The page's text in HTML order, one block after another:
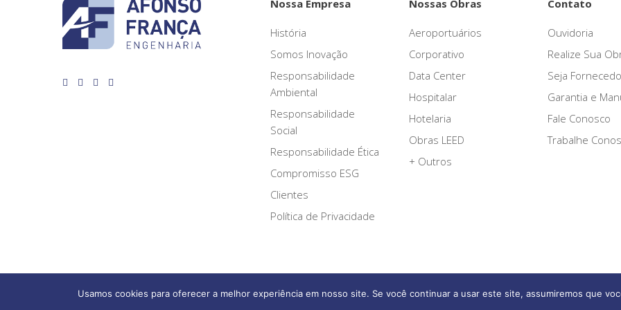
Nossa Empresa
História
Somos Inovação
Responsabilidade
Ambiental
Responsabilidade
Social
Responsabilidade Ética
Compromisso ESG
Clientes
Política de Privacidade
Nossas Obras
Aeroportuários
Corporativo
Data Center
Hospitalar
Hotelaria
Obras LEED
+ Outros
Contato
Ouvidoria
Realize Sua
Seja
Garantia e
Fale Conosco
Trabalhe
Afonso França Engenharia © 2026 Todos os direitos reservados
Usamos cookies para oferecer a melhor experiência em nosso site. Se você continuar a usar este site, assumiremos que